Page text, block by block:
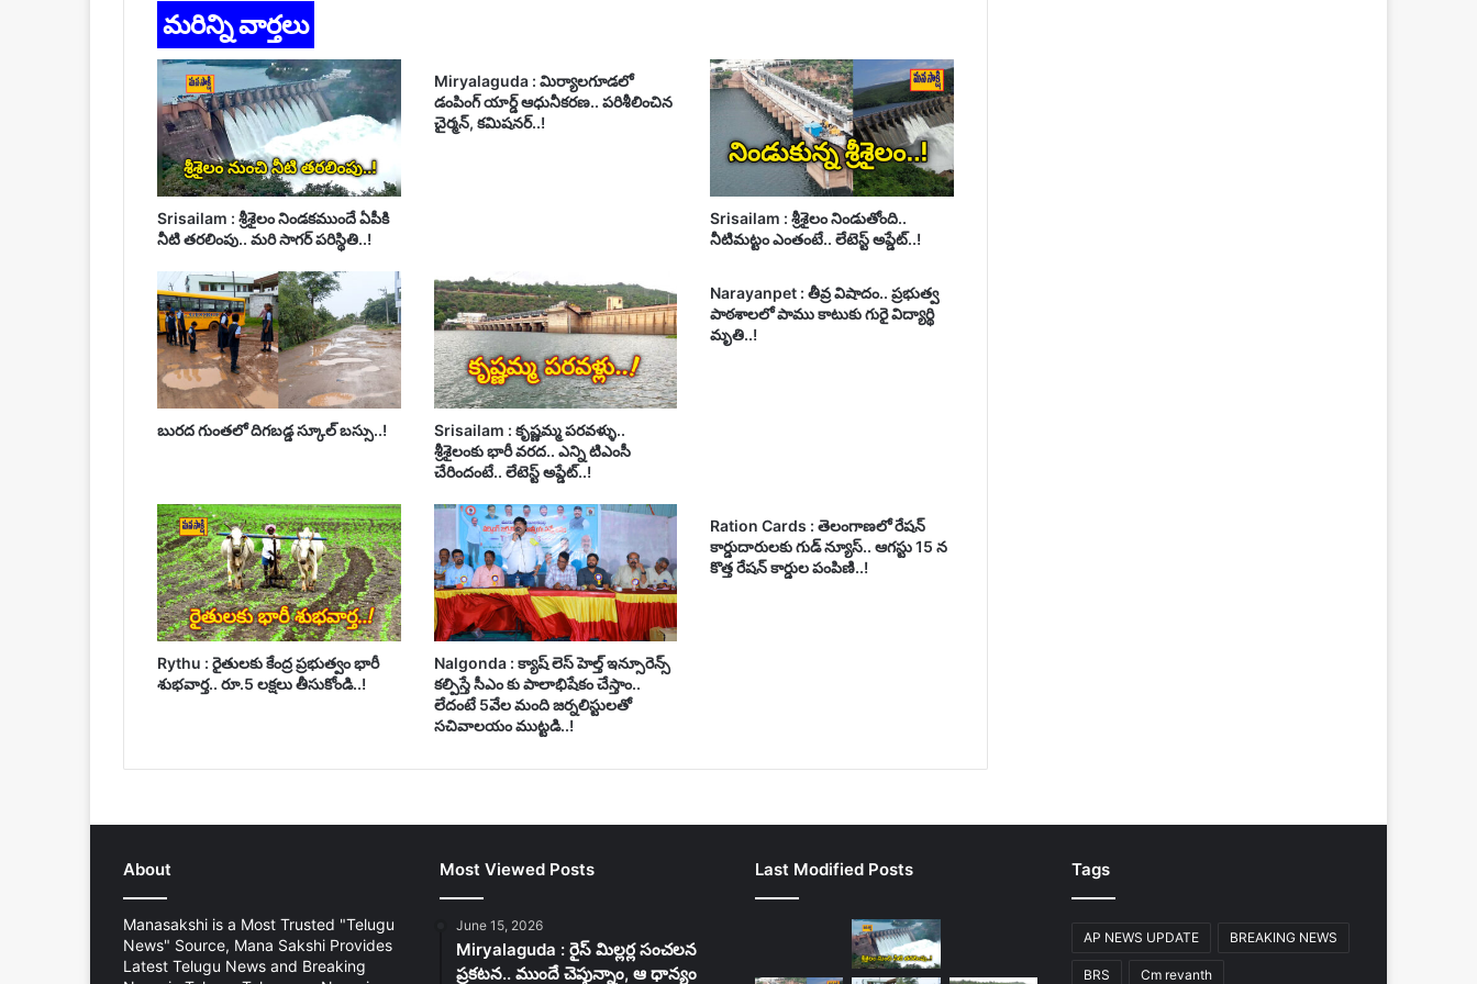
మరిన్ని వార్తలు
Srisailam : శ్రీశైలం నిండకముందే ఏపీకి
నీటి తరలింపు.. మరి సాగర్ పరిస్థితి..!
Miryalaguda : మిర్యాలగూడలో
డంపింగ్ యార్డ్ ఆధునీకరణ.. పరిశీలించిన
చైర్మన్, కమిషనర్..!
Srisailam : శ్రీశైలం నిండుతోంది..
నీటిమట్టం ఎంతంటే.. లేటెస్ట్ అప్డేట్..!
బురద గుంతలో దిగబడ్డ స్కూల్ బస్సు..!
Srisailam : కృష్ణమ్మ పరవళ్ళు..
శ్రీశైలంకు భారీ వరద.. ఎన్ని టిఎంసీ
చేరిందంటే.. లేటెస్ట్ అప్డేట్..!
Narayanpet : తీవ్ర విషాదం.. ప్రభుత్వ
పాఠశాలలో పాము కాటుకు గురై విద్యార్థి
మృతి..!
Rythu : రైతులకు కేంద్ర ప్రభుత్వం భారీ
శుభవార్త.. రూ.5 లక్షలు తీసుకోండి..!
Nalgonda : క్యాష్ లెస్ హెల్త్ ఇన్సూరెన్స్
కల్పిస్తే సీఎం కు పాలాభిషేకం చేస్తాం..
లేదంటే 5వేల మంది జర్నలిస్టులతో
సచివాలయం ముట్టడి..!
Ration Cards : తెలంగాణలో రేషన్
కార్డుదారులకు గుడ్ న్యూస్.. ఆగస్టు 15 న
కొత్త రేషన్ కార్డుల పంపిణి..!
About
Manasakshi is a Most Trusted "Telugu
News" Source, Mana Sakshi Provides
Latest Telugu News and Breaking
Most Viewed Posts
June 15, 2026
Miryalaguda : రైస్ మిల్లర్ల సంచలన
ప్రకటన.. ముందే చెప్తున్నాం, ఆ ధాన్యం
Last Modified Posts Tags
AP NEWS UPDATE BREAKING NEWS
BRS Cm revanth